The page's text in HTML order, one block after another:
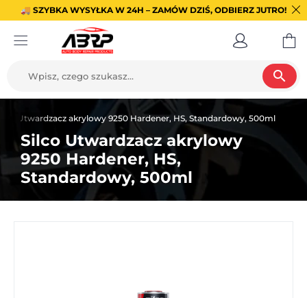
🚚 SZYBKA WYSYŁKA W 24H – ZAMÓW DZIŚ, ODBIERZ JUTRO!
search
Utwardzacz akrylowy 9250 Hardener, HS, Standardowy, 500ml
Silco Utwardzacz akrylowy
9250 Hardener, HS,
Standardowy, 500ml